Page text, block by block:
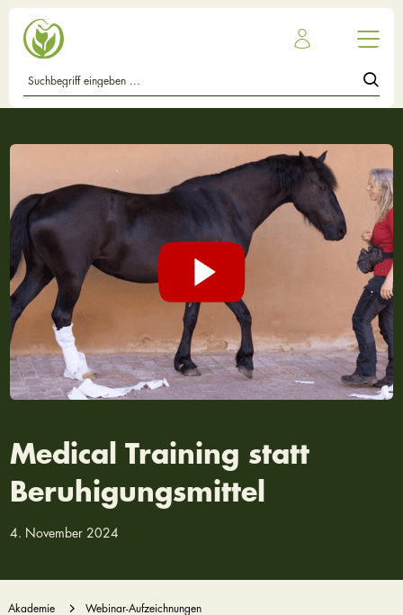
Medical Training statt
Beruhigungsmittel
4. November 2024
Akademie
Webinar-Aufzeichnungen